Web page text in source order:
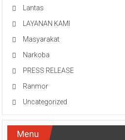
Lantas
LAYANAN KAMI
Masyarakat
Narkoba
PRESS RELEASE
Ranmor
Uncategorized
Menu